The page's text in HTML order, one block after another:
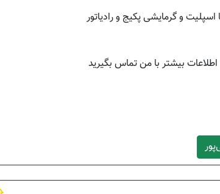
بیشتر با من تماس بگیرید